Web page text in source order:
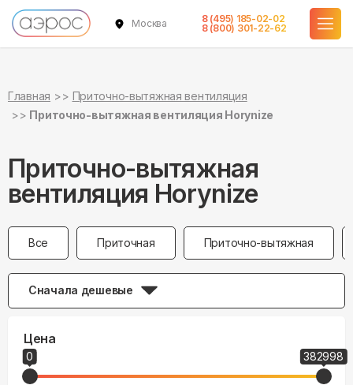
Москва
8 (495) 185-02-02
8 (800) 301-22-62
Главная
Приточно-вытяжная вентиляция
Приточно-вытяжная вентиляция Horynize
Приточно-вытяжная
вентиляция Horynize
Все Приточная Приточно-вытяжная
Сначала дешевые
Цена
0 382998